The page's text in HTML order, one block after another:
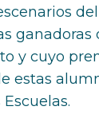
y cuyo
estas